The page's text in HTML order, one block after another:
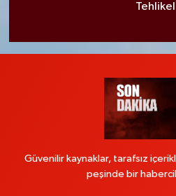
Güvenilir kaynaklar, tarafsız
peşinde bir